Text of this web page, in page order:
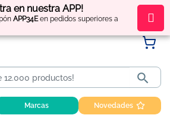
en nuestra APP!
APP34Een pedidos superiores a
y obténpuntos por tus compras

Marcas Novedades